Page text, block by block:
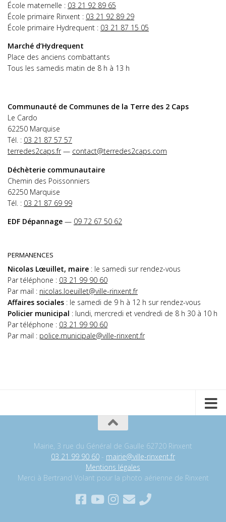
École maternelle : 03 21 92 89 65
École primaire Rinxent : 03 21 92 89 29
École primaire Hydrequent : 03 21 87 15 05
Marché d’Hydrequent
Place des anciens combattants
Tous les samedis matin de 8 h à 13 h
Communauté de Communes de la Terre des 2 Caps
Le Cardo
62250 Marquise
Tél. : 03 21 87 57 57
terredes2caps.fr— contact@terredes2caps.com
Déchèterie communautaire
Chemin des Poissonniers
62250 Marquise
Tél. : 03 21 87 69 99
EDF Dépannage — 09 72 67 50 62
PERMANENCES
Nicolas Lœuillet, maire : le samedi sur rendez-vous
Par téléphone : 03 21 99 90 60
Par mail : nicolas.loeuillet@ville-rinxent.fr
Affaires sociales : le samedi de 9 h à 12 h sur rendez-vous
Policier municipal : lundi, mercredi et vendredi de 8 h 30 à 10 h
Par téléphone : 03 21 99 90 60
Par mail : police.municipale@ville-rinxent.fr
Mairie, 3 rue du Général de Gaulle 62720 Rinxent
03 21 99 90 60 - mairie@ville-rinxent.fr
Mentions légales
Merci à Bertrand Volant pour la photo aérienne de Rinxent